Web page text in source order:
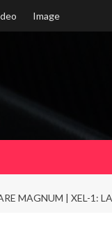
Image
MAGNUM | XEL-1: